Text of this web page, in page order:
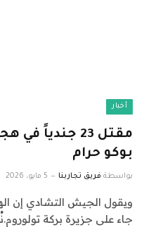
أخبار
مقتل 23
بوكو حرام
بواسطة فريق تجاربنا 5 مايو، 2026
ويقول الجيش التشادي إن
جاء على جزيرة بركة